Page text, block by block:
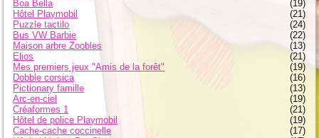
Boa Bella
(19)
Hôtel Playmobil
(21)
Puzzle tactilo
(24)
Bus VW Barbie
(22)
Maison arbre Zoobles
(13)
Elios
(21)
Mes premiers jeux "Amis de la forêt"
(19)
Dobble corsica
(16)
Pictionary famille
(13)
Arc-en-ciel
(19)
Créaformes 1
(21)
Hôtel de police Playmobil
(19)
Cache-cache coccinelle
(17)